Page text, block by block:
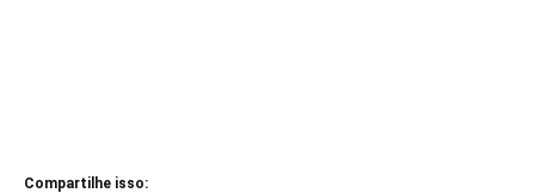
Compartilhe isso: